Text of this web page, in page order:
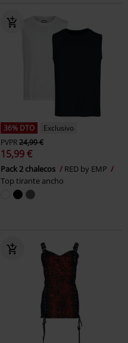
36% DTO
Exclusivo
PVPR24,99 €
15,99 €
Pack 2 chalecos
RED by EMP
Top tirante ancho